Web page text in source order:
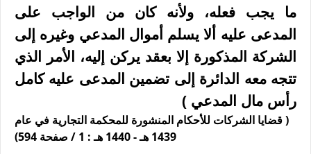
ما يجب فعله، ولأنه كان من الواجب على
المدعى عليه ألا يسلم أموال المدعي وغيره إلى
الشركة المذكورة إلا بعقد يركن إليه، الأمر الذي
تتجه معه الدائرة إلى تضمين المدعى عليه کامل
رأس مال المدعي )
( قضايا الشركات للأحكام المنشورة للمحكمة التجارية في عام
1439 هـ - 1440 هـ : 1 / صفحة 594)